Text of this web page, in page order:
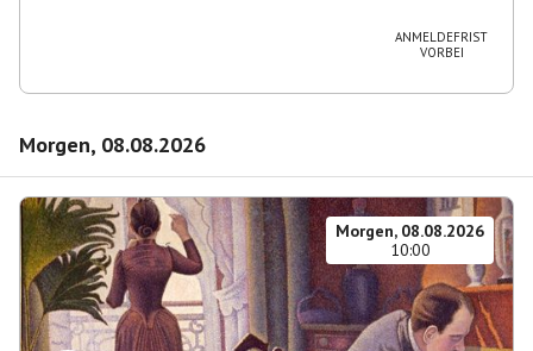
ANMELDEFRIST
VORBEI
Morgen, 08.08.2026
Morgen, 08.08.2026
10:00